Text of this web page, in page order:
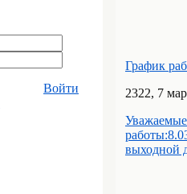
Войти
График
2322, 7
выходной